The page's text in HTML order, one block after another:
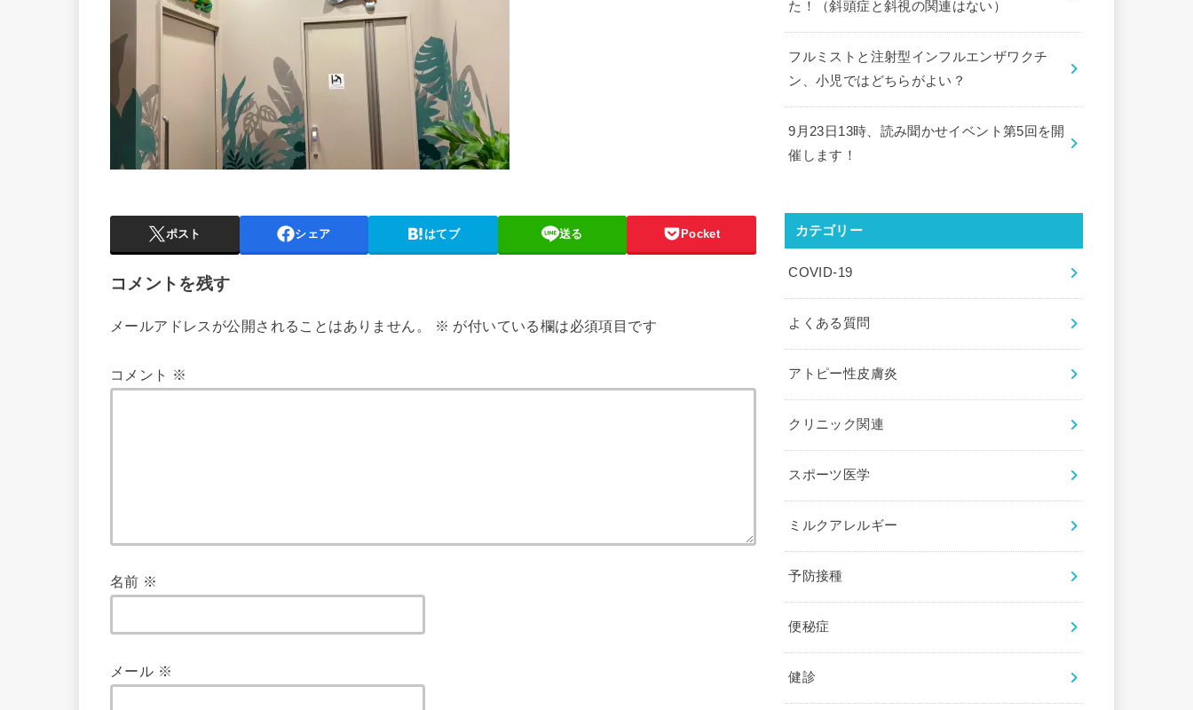
ポスト シェア はてブ 送る Pocket
コメントを残す
メールアドレスが公開されることはありません。 ※ が付いている欄は必須項目です
コメント ※
名前 ※
メール ※
た！（斜頭症と斜視の関連はない）
フルミストと注射型インフルエンザワクチ
ン、小児ではどちらがよい？
9月23日13時、読み聞かせイベント第5回を開
催します！
カテゴリー
COVID-19
よくある質問
アトピー性皮膚炎
クリニック関連
スポーツ医学
ミルクアレルギー
予防接種
便秘症
健診